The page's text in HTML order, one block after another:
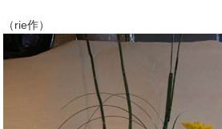
（rie作）